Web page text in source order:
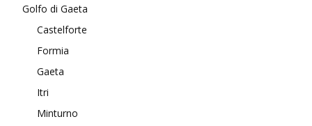
Golfo di Gaeta
Castelforte
Formia
Gaeta
Itri
Minturno